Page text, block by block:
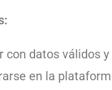
con datos válidos
en la